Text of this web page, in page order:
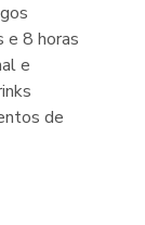
e 8 horas
e
de